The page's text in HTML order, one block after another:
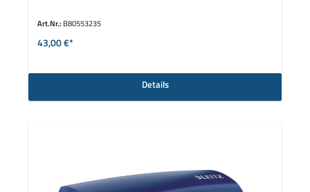
Art.Nr.: B80553235
43,00 €*
Details